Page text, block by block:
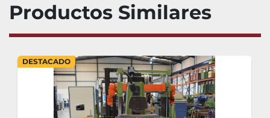
Productos Similares
DESTACADO